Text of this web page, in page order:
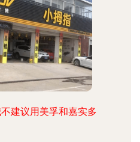
建议用美孚和嘉实多